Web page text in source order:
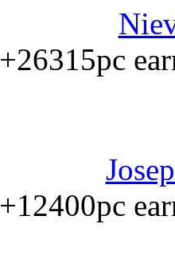
+26315pc
+12400pc